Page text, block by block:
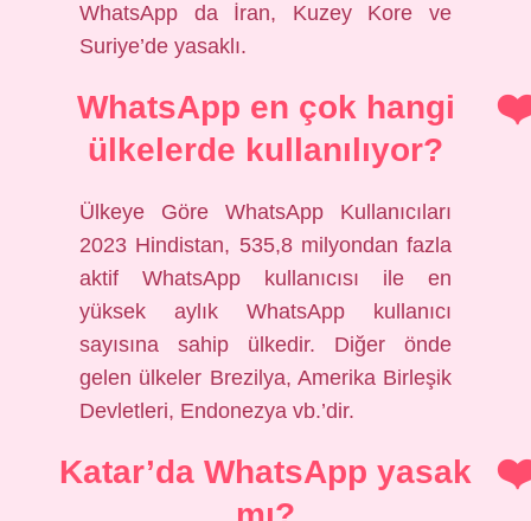
WhatsApp da İran, Kuzey Kore ve
Suriye’de yasaklı.
WhatsApp en çok hangi
ülkelerde kullanılıyor?
Ülkeye Göre WhatsApp Kullanıcıları
2023 Hindistan, 535,8 milyondan fazla
aktif WhatsApp kullanıcısı ile en
yüksek aylık WhatsApp kullanıcı
sayısına sahip ülkedir. Diğer önde
gelen ülkeler Brezilya, Amerika Birleşik
Devletleri, Endonezya vb.’dir.
Katar’da WhatsApp yasak